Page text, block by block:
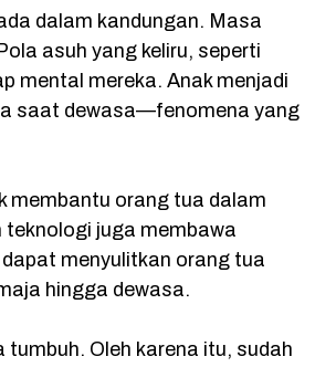
c
e
b
k
a
t
s
p
l
e
g
m
e
dalam kandungan. Masa
asuh yang keliru, seperti
mental mereka. Anak menjadi
saat dewasa—fenomena yang
membantu orang tua dalam
teknologi juga membawa
menyulitkan orang tua
hingga dewasa.
Oleh karena itu, sudah